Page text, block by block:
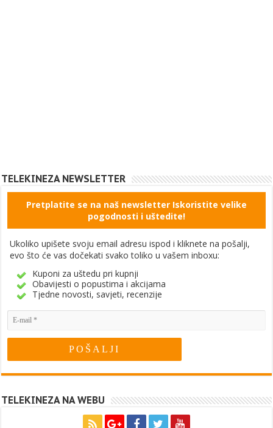
TELEKINEZA NEWSLETTER
Pretplatite se na naš newsletter Iskoristite velike
pogodnosti i uštedite!
Ukoliko upišete svoju email adresu ispod i kliknete na pošalji,
evo što će vas dočekati svako toliko u vašem inboxu:
Kuponi za uštedu pri kupnji
Obavijesti o popustima i akcijama
Tjedne novosti, savjeti, recenzije
TELEKINEZA NA WEBU